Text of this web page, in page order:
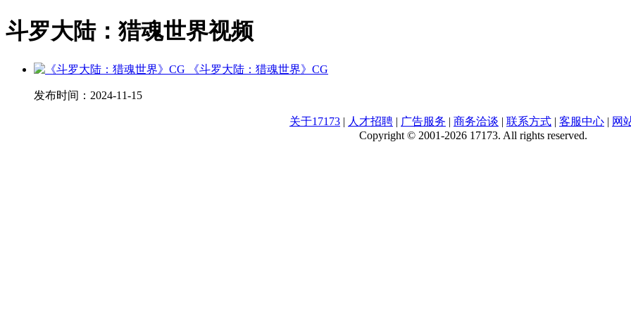
斗罗大陆：猎魂世界视频
《斗罗大陆：猎魂世界》CG
发布时间： 2024-11-15
关于17173 | 人才招聘 | 广告服务 | 商务洽谈 | 联系方式 | 客服中心 | 网
Copyright © 2001-2026 17173. All rights reserved.